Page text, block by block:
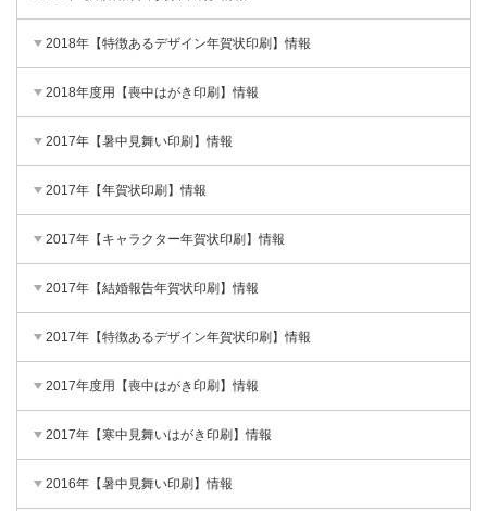
2018年【特徴あるデザイン年賀状印刷】情報
2018年度用【喪中はがき印刷】情報
2017年【暑中見舞い印刷】情報
2017年【年賀状印刷】情報
2017年【キャラクター年賀状印刷】情報
2017年【結婚報告年賀状印刷】情報
2017年【特徴あるデザイン年賀状印刷】情報
2017年度用【喪中はがき印刷】情報
2017年【寒中見舞いはがき印刷】情報
2016年【暑中見舞い印刷】情報